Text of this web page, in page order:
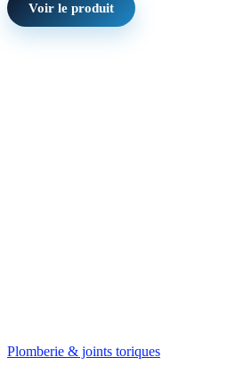
Voir le produit
Plomberie & joints toriques